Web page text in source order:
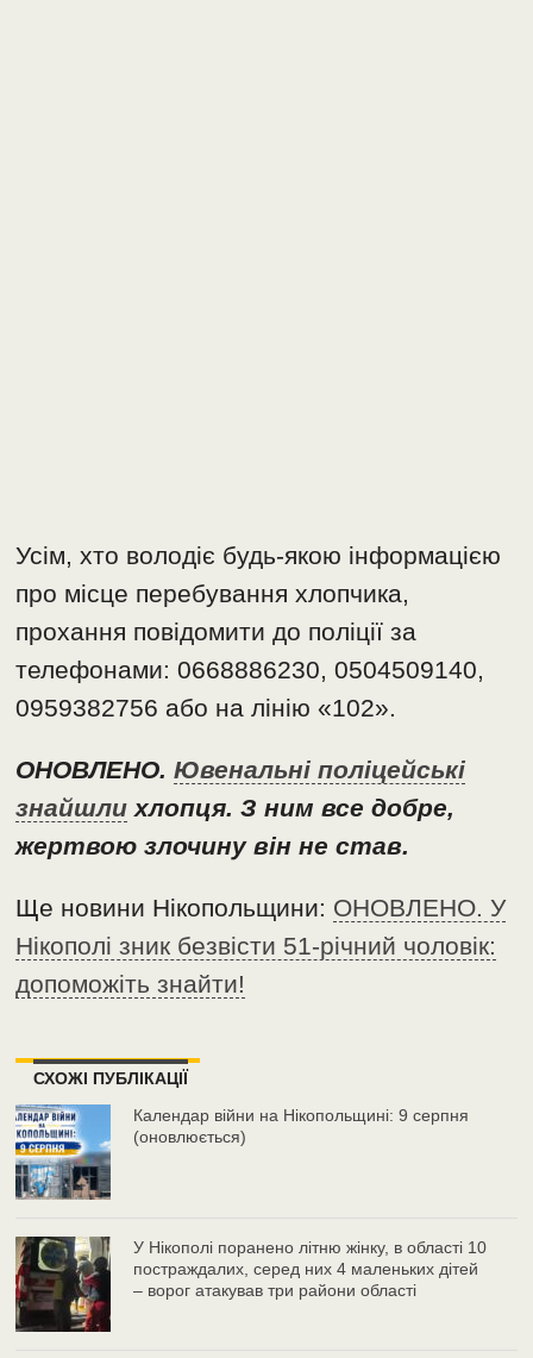
Усім, хто володіє будь-якою інформацією
про місце перебування хлопчика,
прохання повідомити до поліції за
телефонами️: 0668886230, 0504509140,
0959382756 або на лінію «102».
ОНОВЛЕНО.Ювенальні поліцейські
знайшли хлопця. З ним все добре,
жертвою злочину він не став.
Ще новини Нікопольщини: ОНОВЛЕНО. У
Нікополі зник безвісти 51-річний чоловік:
допоможіть знайти!
СХОЖІ ПУБЛІКАЦІЇ
Календар війни на Нікопольщині: 9 серпня
(оновлюється)
У Нікополі поранено літню жінку, в області 10
постраждалих, серед них 4 маленьких дітей
– ворог атакував три райони області